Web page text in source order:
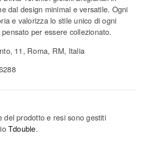
dal design minimal e versatile. Ogni
e valorizza lo stile unico di ogni
per essere collezionato.
11, Roma, RM, Italia
del prodotto e resi sono gestiti
Tdouble.